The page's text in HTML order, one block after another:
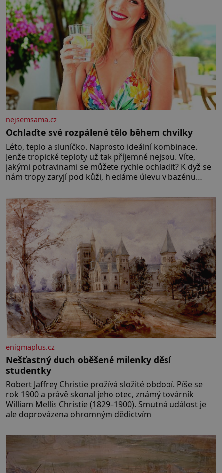
umístění ve zdejším zařízení, jsou
[…]
nejsemsama.cz
Ochlaďte své rozpálené tělo během chvilky
Léto, teplo a sluníčko. Naprosto ideální kombinace.
Jenže tropické teploty už tak příjemné nejsou. Víte,
jakými potravinami se můžete rychle ochladit? K dyž se
nám tropy zaryjí pod kůži, hledáme úlevu v bazénu
v jejich blízkosti. Nemusíte však zoufat. Pokud budete
mít promyšlený jídelníček, žadné pařáky si na vás
enigmaplus.cz
Nešťastný duch oběšené milenky děsí
studentky
Robert Jaffrey Christie prožívá složité období. Píše se
rok 1900 a právě skonal jeho otec, známý továrník
William Mellis Christie (1829–1900). Smutná událost je
ale doprovázena ohromným dědictvím